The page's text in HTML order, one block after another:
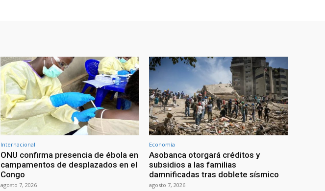
Internacional
ONU confirma presencia de ébola en
campamentos de desplazados en el
Congo
agosto 7, 2026
Economía
Asobanca otorgará créditos y
subsidios a las familias
damnificadas tras doblete sísmico
agosto 7, 2026